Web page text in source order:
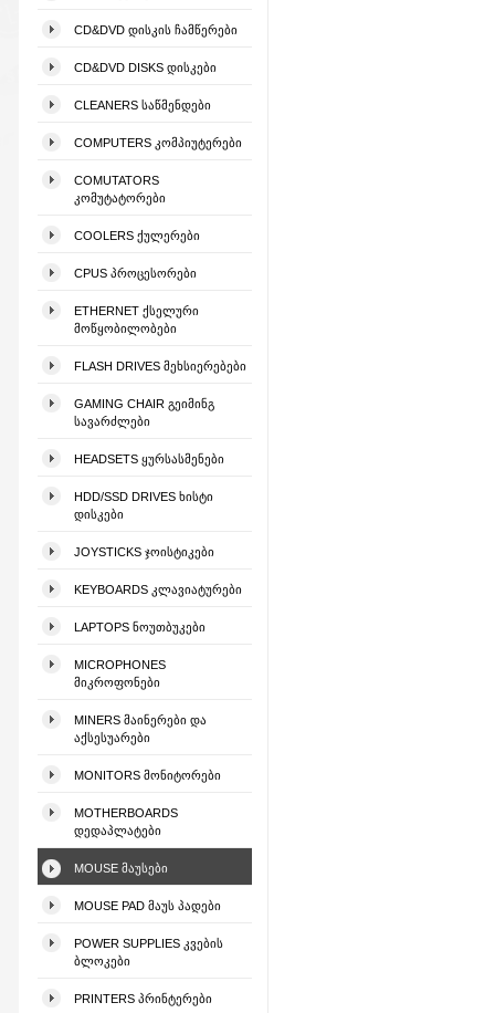
CD&DVD ᲓᲘᲡᲙᲘᲡ ᲩᲐᲛᲬᲔᲠᲔᲑᲘ
CD&DVD DISKS ᲓᲘᲡᲙᲔᲑᲘ
CLEANERS ᲡᲐᲬᲛᲔᲜᲓᲔᲑᲘ
COMPUTERS ᲙᲝᲛᲞᲘᲣᲢᲔᲠᲔᲑᲘ
COMUTATORS
ᲙᲝᲛᲣᲢᲐᲢᲝᲠᲔᲑᲘ
COOLERS ᲥᲣᲚᲔᲠᲔᲑᲘ
CPUS ᲞᲠᲝᲪᲔᲡᲝᲠᲔᲑᲘ
ETHERNET ᲥᲡᲔᲚᲣᲠᲘ
ᲛᲝᲬᲧᲝᲑᲘᲚᲝᲑᲔᲑᲘ
FLASH DRIVES ᲛᲔᲮᲡᲘᲔᲠᲔᲑᲔᲑᲘ
GAMING CHAIR ᲒᲔᲘᲛᲘᲜᲒ
ᲡᲐᲕᲐᲠᲫᲚᲔᲑᲘ
HEADSETS ᲧᲣᲠᲡᲐᲡᲛᲔᲜᲔᲑᲘ
HDD/SSD DRIVES ᲮᲘᲡᲢᲘ
ᲓᲘᲡᲙᲔᲑᲘ
JOYSTICKS ᲯᲝᲘᲡᲢᲘᲙᲔᲑᲘ
KEYBOARDS ᲙᲚᲐᲕᲘᲐᲢᲣᲠᲔᲑᲘ
LAPTOPS ᲜᲝᲣᲗᲑᲣᲙᲔᲑᲘ
MICROPHONES
ᲛᲘᲙᲠᲝᲤᲝᲜᲔᲑᲘ
MINERS ᲛᲐᲘᲜᲔᲠᲔᲑᲘ ᲓᲐ
ᲐᲥᲡᲔᲡᲣᲐᲠᲔᲑᲘ
MONITORS ᲛᲝᲜᲘᲢᲝᲠᲔᲑᲘ
MOTHERBOARDS
ᲓᲔᲓᲐᲞᲚᲐᲢᲔᲑᲘ
MOUSE ᲛᲐᲣᲡᲔᲑᲘ
MOUSE PAD ᲛᲐᲣᲡ ᲞᲐᲓᲔᲑᲘ
POWER SUPPLIES ᲙᲕᲔᲑᲘᲡ
ᲑᲚᲝᲙᲔᲑᲘ
PRINTERS ᲞᲠᲘᲜᲢᲔᲠᲔᲑᲘ